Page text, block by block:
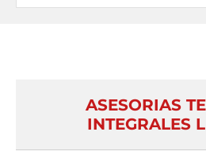
ASESORIAS
INTEGRALES